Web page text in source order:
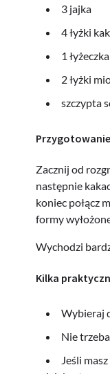
3 jajka
4 łyżki
1
2 łyżki
szczypta
Zacznij od
następnie
koniec połącz
formy
Wychodzi
Kilka
Wybieraj
Nie
Jeśli